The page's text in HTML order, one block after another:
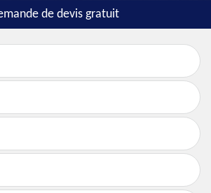
de devis gratuit